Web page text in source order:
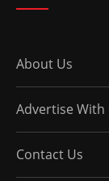
About Us
Advertise With
Contact Us